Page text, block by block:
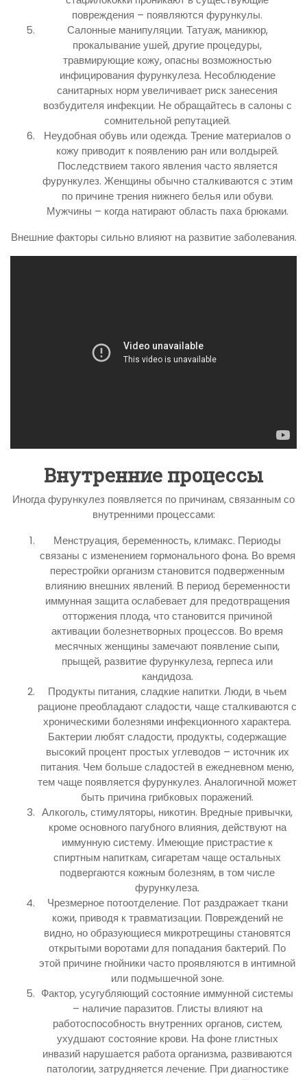
повреждения – появляются фурункулы.
Салонные манипуляции. Татуаж, маникюр,
прокалывание ушей, другие процедуры,
травмирующие кожу, опасны возможностью
инфицирования фурункулеза. Несоблюдение
санитарных норм увеличивает риск занесения
возбудителя инфекции. Не обращайтесь в салоны с
сомнительной репутацией.
Неудобная обувь или одежда. Трение материалов о
кожу приводит к появлению ран или волдырей.
Последствием такого явления часто является
фурункулез. Женщины обычно сталкиваются с этим
по причине трения нижнего белья или обуви.
Мужчины – когда натирают область паха брюками.
Внешние факторы сильно влияют на развитие заболевания.
Внутренние процессы
Иногда фурункулез появляется по причинам, связанным со
внутренними процессами:
Менструация, беременность, климакс. Периоды
связаны с изменением гормонального фона. Во время
перестройки организм становится подверженным
влиянию внешних явлений. В период беременности
иммунная защита ослабевает для предотвращения
отторжения плода, что становится причиной
активации болезнетворных процессов. Во время
месячных женщины замечают появление сыпи,
прыщей, развитие фурункулеза, герпеса или
кандидоза.
Продукты питания, сладкие напитки. Люди, в чьем
рационе преобладают сладости, чаще сталкиваются с
хроническими болезнями инфекционного характера.
Бактерии любят сладости, продукты, содержащие
высокий процент простых углеводов – источник их
питания. Чем больше сладостей в ежедневном меню,
тем чаще появляется фурункулез. Аналогичной может
быть причина грибковых поражений.
Алкоголь, стимуляторы, никотин. Вредные привычки,
кроме основного пагубного влияния, действуют на
иммунную систему. Имеющие пристрастие к
спиртным напиткам, сигаретам чаще остальных
подвергаются кожным болезням, в том числе
фурункулеза.
Чрезмерное потоотделение. Пот раздражает ткани
кожи, приводя к травматизации. Повреждений не
видно, но образующиеся микротрещины становятся
открытыми воротами для попадания бактерий. По
этой причине гнойники часто проявляются в интимной
или подмышечной зоне.
Фактор, усугубляющий состояние иммунной системы
– наличие паразитов. Глисты влияют на
работоспособность внутренних органов, систем,
ухудшают состояние крови. На фоне глистных
инвазий нарушается работа организма, развиваются
патологии, затрудняется лечение. При диагностике